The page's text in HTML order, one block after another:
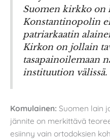
Suomen kirkko on
Konstantinopolin
patriarkaatin
Kirkon on jollain
tasapainoilemaan
instituution välissä.
Komulainen: Suomen lain
jännite on merkittävä
esiinny vain ortodoksien